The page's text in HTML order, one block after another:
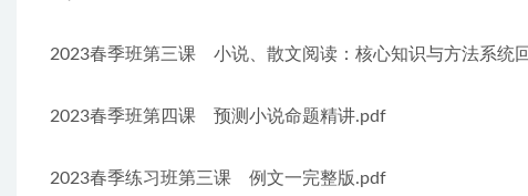
2023春季班第三课　小说、散文阅读：核心知识与方法系统
2023春季班第四课　预测小说命题精讲.pdf
2023春季练习班第三课　例文一完整版.pdf